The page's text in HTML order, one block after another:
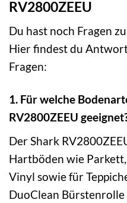
RV2800ZEEU
Du hast noch Fragen
Hier findest du
Fragen:
1. Für welche
RV2800ZEEU
Der Shark
Hartböden wie
Vinyl sowie für
DuoClean Bürstenrolle